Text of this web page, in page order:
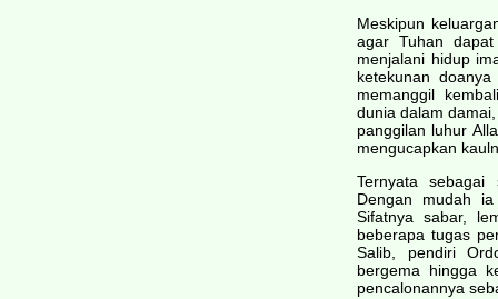
Meskipun
agar Tuhan
menjalani hidup
ketekunan
memanggil
dunia dalam
panggilan luhur
mengucapkan
Ternyata sebagai
Dengan mudah
Sifatnya sabar,
beberapa tugas
Salib, pendiri
bergema hingga
pencalonannya